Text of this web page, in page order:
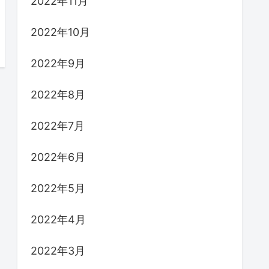
2022年10月
2022年9月
2022年8月
2022年7月
2022年6月
2022年5月
2022年4月
2022年3月